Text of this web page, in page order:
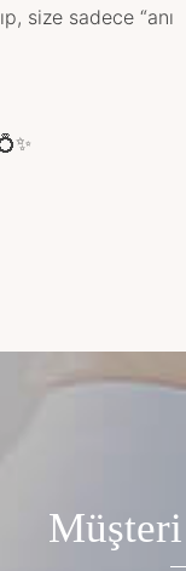
size sadece “anı